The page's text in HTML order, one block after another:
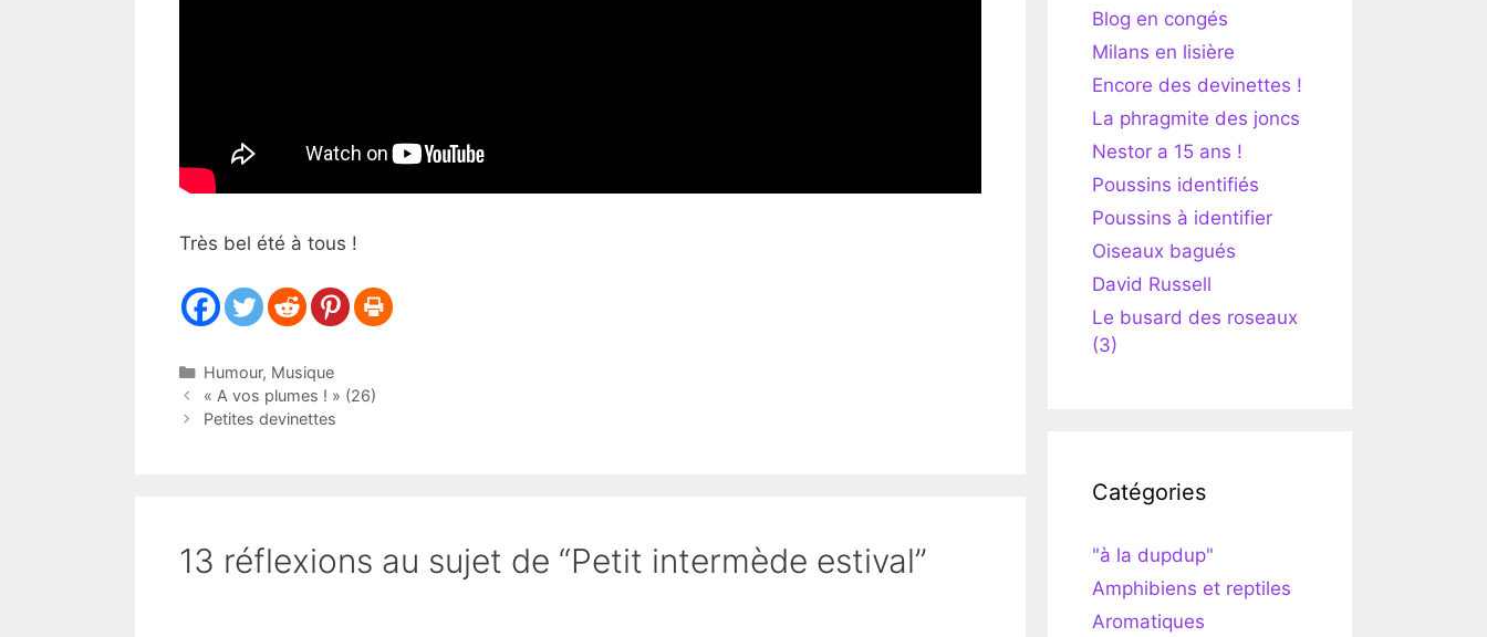
Très bel été à tous !
Catégories
Humour, Musique
« A vos plumes ! » (26)
Petites devinettes
13 réflexions au sujet de “Petit intermède estival”
Blog en congés
Milans en lisière
Encore des devinettes !
La phragmite des joncs
Nestor a 15 ans !
Poussins identifiés
Poussins à identifier
Oiseaux bagués
David Russell
Le busard des roseaux
(3)
Catégories
"à la dupdup"
Amphibiens et reptiles
Aromatiques